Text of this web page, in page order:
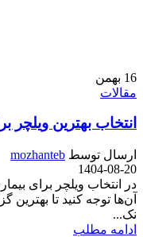
16 بهمن
مقالات
انتخاب بهترین ویلچر
ارسال توسط mozhanteb
1404-08-20
در انتخاب ویلچر برای
آن‌ها توجه کنید تا بهترین
نک...
ادامه مطلب